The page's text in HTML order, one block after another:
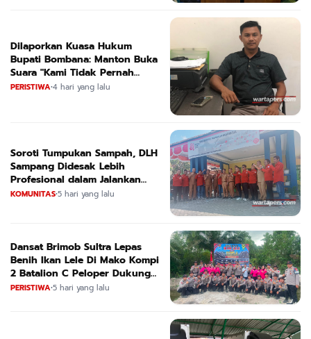
Dilaporkan Kuasa Hukum
Bupati Bombana: Manton Buka
Suara "Kami Tidak Pernah
Menutup Ruang Hak Jawab"
PERISTIWA•4 hari yang lalu
Soroti Tumpukan Sampah, DLH
Sampang Didesak Lebih
Profesional dalam Jalankan
Tugas
KOMUNITAS•5 hari yang lalu
Dansat Brimob Sultra Lepas
Benih Ikan Lele Di Mako Kompi
2 Batalion C Peloper Dukung
ketahanan Pangan Nasional
PERISTIWA•5 hari yang lalu